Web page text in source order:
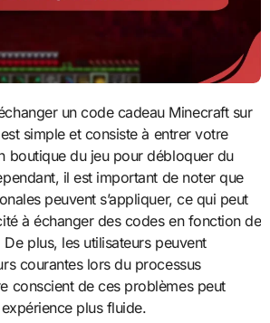
simple et consiste à entrer votre
boutique du jeu pour débloquer du
il est important de noter que
peuvent s’appliquer, ce qui peut
à échanger des codes en fonction de
plus, les utilisateurs peuvent
courantes lors du processus
conscient de ces problèmes peut
plus fluide.